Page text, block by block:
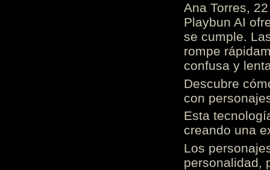
Ana Torres,
Playbun AI
se cumple.
rompe
confusa y
Descubre
con
Esta
creando una
Los
personalidad,